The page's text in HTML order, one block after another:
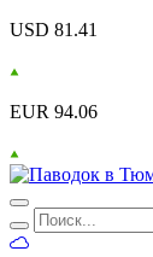
USD 81.41
EUR 94.06